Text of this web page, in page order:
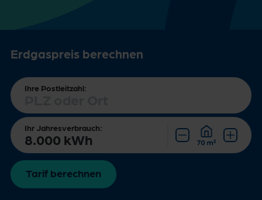
Erdgaspreis berechnen
Ihre Postleitzahl:
Ihr Jahresverbrauch:
Tarif berechnen